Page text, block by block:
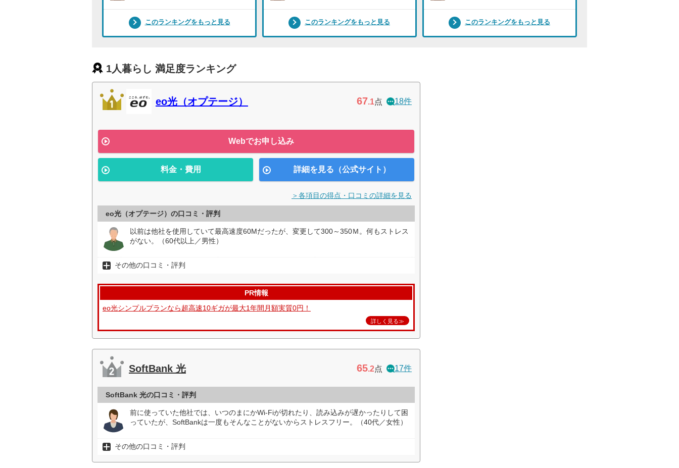
このランキングをもっと見る このランキングをもっと見る このランキングをもっと見る
1人暮らし 満足度ランキング
eo光（オプテージ） 67.1点 18件
Webでお申し込み
料金・費用 詳細を見る（公式サイト）
＞各項目の得点・口コミの詳細を見る
eo光（オプテージ）の口コミ・評判
以前は他社を使用していて最高速度60Mだったが、変更して300～350Ｍ。何もストレス
がない。（60代以上／男性）
その他の口コミ・評判
PR情報
eo光シンプルプランなら超高速10ギガが最大1年間月額実質0円！
詳しく見る≫
SoftBank 光 65.2点 17件
SoftBank 光の口コミ・評判
前に使っていた他社では、いつのまにかWi-Fiが切れたり、読み込みが遅かったりして困
っていたが、SoftBankは一度もそんなことがないからストレスフリー。（40代／女性）
その他の口コミ・評判